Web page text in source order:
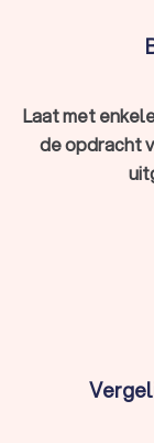
Laat met
de opdracht